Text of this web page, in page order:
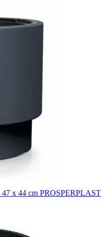
47 x 44 cm PROSPERPLAST